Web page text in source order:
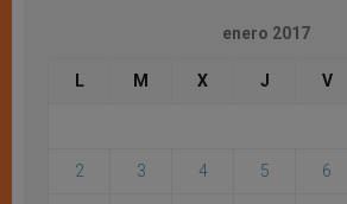
enero 2017
L M X J V
2 3 4 5 6